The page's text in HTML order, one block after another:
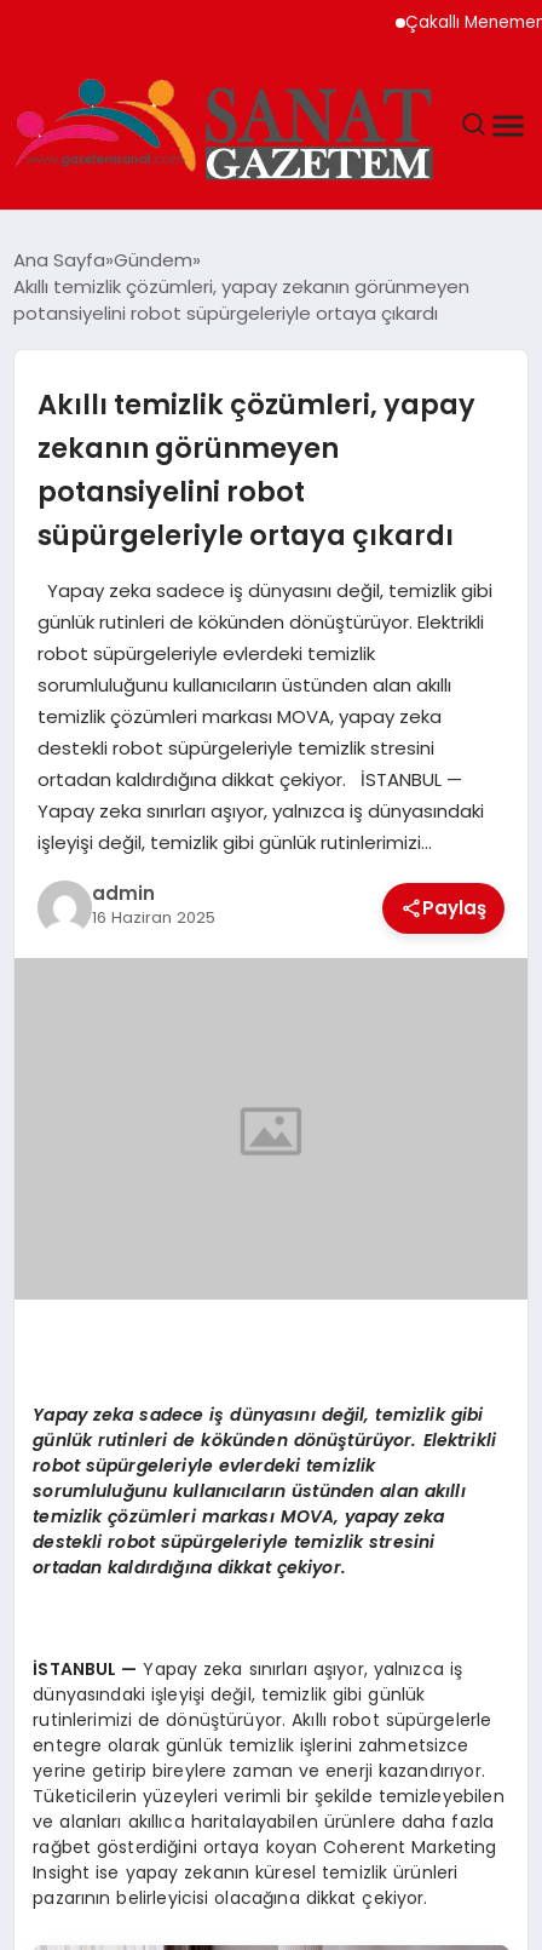
Çakallı Menemeni
TEKNOLOJI
YAŞAM
EKONOMI
SAĞLIK
DÜNYA
EĞITIM
Ana Sayfa Gündem
Akıllı temizlik çözümleri, yapay zekanın görünmeyen
potansiyelini robot süpürgeleriyle ortaya çıkardı
Akıllı temizlik çözümleri, yapay
zekanın görünmeyen
potansiyelini robot
süpürgeleriyle ortaya çıkardı
Yapay zeka sadece iş dünyasını değil, temizlik gibi
günlük rutinleri de kökünden dönüştürüyor. Elektrikli
robot süpürgeleriyle evlerdeki temizlik
sorumluluğunu kullanıcıların üstünden alan akıllı
temizlik çözümleri markası MOVA, yapay zeka
destekli robot süpürgeleriyle temizlik stresini
ortadan kaldırdığına dikkat çekiyor. İSTANBUL —
Yapay zeka sınırları aşıyor, yalnızca iş dünyasındaki
işleyişi değil, temizlik gibi günlük rutinlerimizi…
admin
16 Haziran 2025 Paylaş
Yapay zeka sadece işdünyasını değil, temizlik gibi
günlük rutinleri de kökünden dönüştürüyor. Elektrikli
robot süpürgeleriyle evlerdeki temizlik
sorumluluğunu kullanıcılarınüstünden alan akıllı
temizlikçözümleri markası MOVA, yapay zeka
destekli robot süpürgeleriyle temizlik stresini
ortadan kaldırdığına dikkat çekiyor.
İSTANBUL — Yapay zeka sınırları aşıyor, yalnızca iş
dünyasındaki işleyişi değil, temizlik gibi günlük
rutinlerimizi de dönüştürüyor. Akıllı robot süpürgelerle
entegre olarak günlük temizlik işlerini zahmetsizce
yerine getirip bireylere zaman ve enerji kazandırıyor.
Tüketicilerin yüzeyleri verimli bir şekilde temizleyebilen
ve alanları akıllıca haritalayabilen ürünlere daha fazla
rağbet gösterdiğini ortaya koyan Coherent Marketing
Insight ise yapay zekanın küresel temizlik ürünleri
pazarının belirleyicisi olacağına dikkat çekiyor.